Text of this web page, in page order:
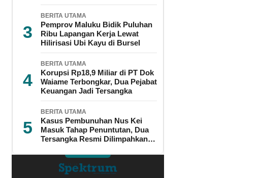
3
BERITA UTAMA
Pemprov Maluku Bidik Puluhan
Ribu Lapangan Kerja Lewat
Hilirisasi Ubi Kayu di Bursel
4
BERITA UTAMA
Korupsi Rp18,9 Miliar di PT Dok
Waiame Terbongkar, Dua Pejabat
Keuangan Jadi Tersangka
5
BERITA UTAMA
Kasus Pembunuhan Nus Kei
Masuk Tahap Penuntutan, Dua
Tersangka Resmi Dilimpahkan